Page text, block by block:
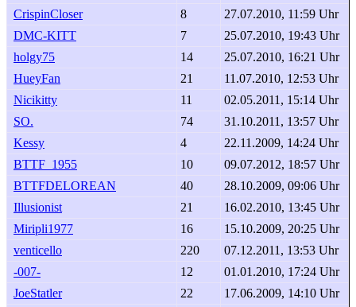
CrispinCloser
8
27.07.2010, 11:59 Uhr
DMC-KITT
7
25.07.2010, 19:43 Uhr
holgy75
14
25.07.2010, 16:21 Uhr
HueyFan
21
11.07.2010, 12:53 Uhr
Nicikitty
11
02.05.2011, 15:14 Uhr
SO.
74
31.10.2011, 13:57 Uhr
Kessy
4
22.11.2009, 14:24 Uhr
BTTF_1955
10
09.07.2012, 18:57 Uhr
BTTFDELOREAN
40
28.10.2009, 09:06 Uhr
Illusionist
21
16.02.2010, 13:45 Uhr
Miripli1977
16
15.10.2009, 20:25 Uhr
venticello
220
07.12.2011, 13:53 Uhr
-007-
12
01.01.2010, 17:24 Uhr
JoeStatler
22
17.06.2009, 14:10 Uhr